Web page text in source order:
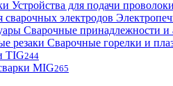
Устройства для подачи проволоки
Сварочные принадлежности и
Сварочные горелки и
TIG244
MIG265